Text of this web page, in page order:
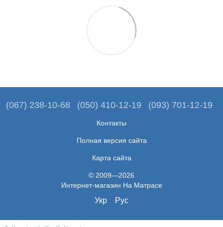
(067) 238-10-68 (050) 410-12-19 (093) 701-12-19
Контакты
Полная версия сайта
Карта сайта
© 2009—2026
Интернет-магазин На Матрасе
Укр Рус